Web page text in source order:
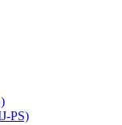
PS)